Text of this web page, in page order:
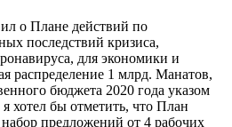
о Плане действий по
последствий кризиса,
для экономики и
распределение 1 млрд. Манатов,
бюджета 2020 года указом
хотел бы отметить, что План
предложений от 4 рабочих